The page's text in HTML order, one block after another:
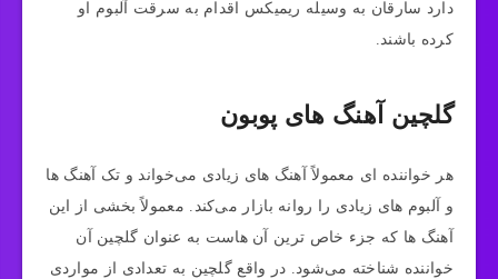
دارد سارقان به وسیله ریمیکس اقدام به سرقت آلبوم او
کرده باشند.
گلچین آهنگ های پوبون
هر خواننده ای معمولاً آهنگ های زیادی می‌خواند و تک آهنگ ها
و آلبوم های زیادی را روانه بازار می‌کند. معمولاً بخشی از این
آهنگ ها که جزء خاص ترین آن هاست به عنوان گلچین آن
خواننده شناخته می‌شود. در واقع گلچین به تعدادی از مواردی